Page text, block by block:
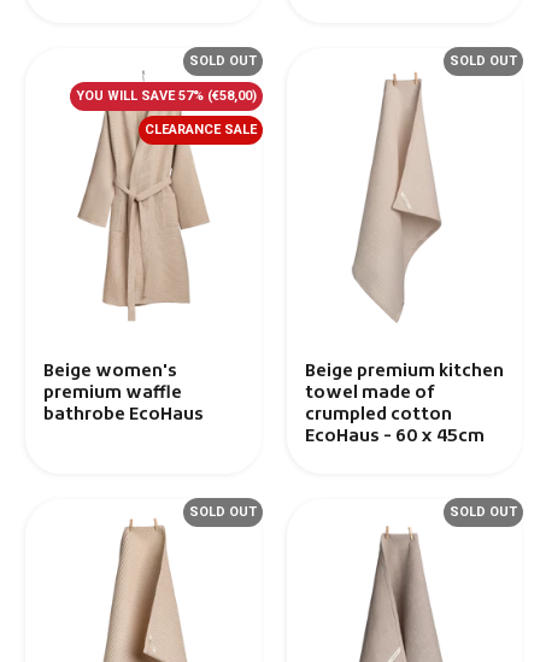
Beige women's
premium waffle
bathrobe EcoHaus
SOLD OUT
YOU WILL SAVE 57% (€58,00)
CLEARANCE SALE
Beige premium kitchen
towel made of
crumpled cotton
EcoHaus - 60 x 45cm
SOLD OUT
SOLD OUT SOLD OUT